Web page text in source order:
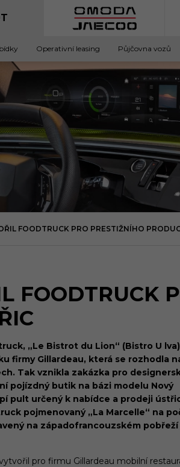
Operativní leasing Půjčovna vozů
FOODTRUCK PRO PRESTIŽNÍHO
FOODTRUCK
„Le Bistrot du Lion“ (Bistro U lva)
firmy Gillardeau, která se rozhodla
Tak vznikla zakázka pro
pojízdný butik na bázi modelu Nový
pult určený k nabídce a prodeji
pojmenovaný „La Marcelle“ na
na západofrancouzském
pro firmu Gillardeau mobilní